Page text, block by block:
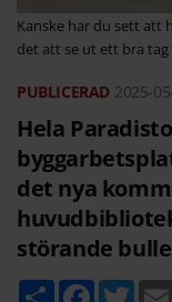
Kanske har du sett att
det att se ut ett bra
2025-
Hela
det nya
störande
D F T